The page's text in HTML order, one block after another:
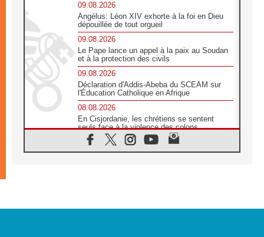
09.08.2026
Angélus: Léon XIV exhorte à la foi en Dieu
dépouillée de tout orgueil
09.08.2026
Le Pape lance un appel à la paix au Soudan
et à la protection des civils
09.08.2026
Déclaration d'Addis-Abeba du SCEAM sur
l'Éducation Catholique en Afrique
08.08.2026
En Cisjordanie, les chrétiens se sentent
seuls face à la violence des colons
08.08.2026
Léon XIV au sanctuaire de Notre Dame du
08.08.2026